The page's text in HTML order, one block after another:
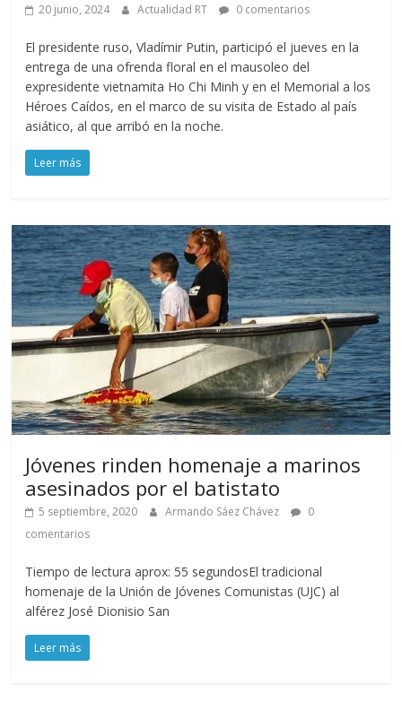
20 junio, 2024 Actualidad RT 0 comentarios
El presidente ruso, Vladímir Putin, participó el jueves en la
entrega de una ofrenda floral en el mausoleo del
expresidente vietnamita Ho Chi Minh y en el Memorial a los
Héroes Caídos, en el marco de su visita de Estado al país
asiático, al que arribó en la noche.
Leer más
Jóvenes rinden homenaje a marinos
asesinados por el batistato
5 septiembre, 2020 Armando Sáez Chávez
0
comentarios
Tiempo de lectura aprox: 55 segundosEl tradicional
homenaje de la Unión de Jóvenes Comunistas (UJC) al
alférez José Dionisio San
Leer más